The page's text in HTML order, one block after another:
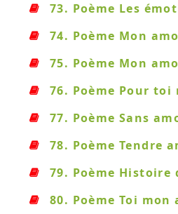
73. Poème Les
74. Poème Mon
75. Poème Mon
76. Poème Pour toi
77. Poème Sans
78. Poème Tendre
79. Poème Histoire
80. Poème Toi mon